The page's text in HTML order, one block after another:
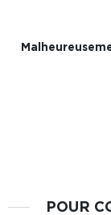
POUR